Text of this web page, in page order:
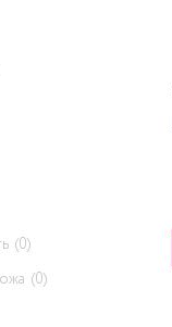
(0)
(0)